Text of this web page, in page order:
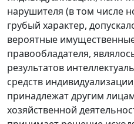
нарушителя (в том числе
грубый характер,
вероятные
правообладателя,
результатов
средств
принадлежат другим
хозяйственной